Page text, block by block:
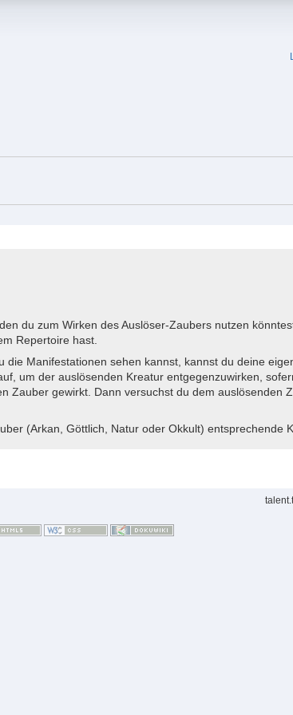
du zum Wirken des Auslöser-Zaubers nutzen
Repertoire hast.
Manifestationen sehen kannst, kannst du deine
um der auslösenden Kreatur entgegenzuwirken,
Zauber gewirkt. Dann versuchst du dem auslösenden
(Arkan, Göttlich, Natur oder Okkult) entsprechende